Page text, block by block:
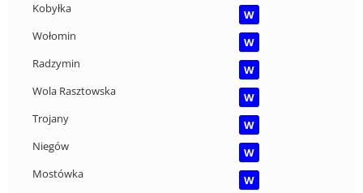
Kobyłka
W
Wołomin
W
Radzymin
W
Wola Rasztowska
W
Trojany
W
Niegów
W
Mostówka
W